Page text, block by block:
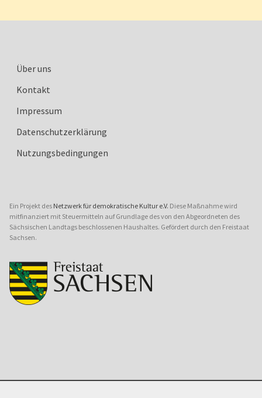
Über uns
Kontakt
Impressum
Datenschutzerklärung
Nutzungsbedingungen
Ein Projekt des Netzwerk für demokratische Kultur e.V. Diese Maßnahme wird
mitfinanziert mit Steuermitteln auf Grundlage des von den Abgeordneten des
Sächsischen Landtags beschlossenen Haushaltes. Gefördert durch den Freistaat
Sachsen.